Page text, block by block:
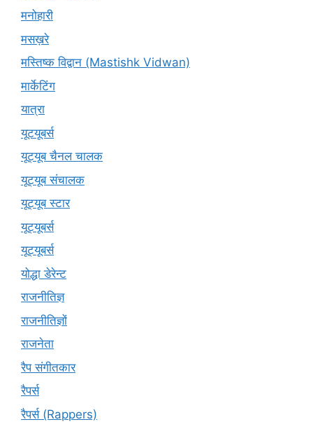
मनोहारी
मसख़रे
मस्तिष्क विद्वान (Mastishk Vidwan)
मार्केटिंग
यात्रा
यूटयूबर्स
यूट्यूब चैनल चालक
यूट्यूब संचालक
यूट्यूब स्टार
यूट्यूबर्स
यूट्‍यूबर्स
योद्धा डेरेन्ट
राजनीतिज्ञ
राजनीतिज्ञों
राजनेता
रैप संगीतकार
रैपर्स
रैपर्स (Rappers)